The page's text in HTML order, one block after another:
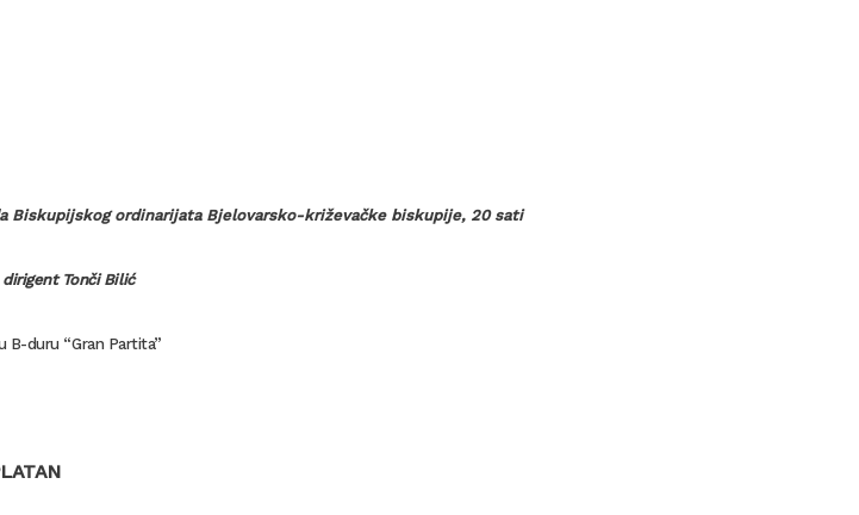
Biskupijskog ordinarijata Bjelovarsko-križevačke biskupije, 20 sati
dirigent Tonči Bilić
B-duru “Gran Partita”